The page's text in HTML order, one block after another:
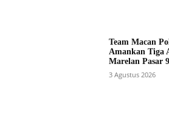
Team Macan
Amankan Tiga
Marelan Pasar 9
3 Agustus 2026